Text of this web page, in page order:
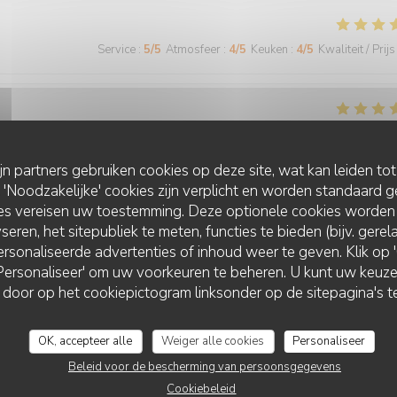
partners gebruiken cookies op deze site, wat kan leiden
cookies zijn verplicht en worden standaard
vereisen uw toestemming. Deze optionele cookies
het sitepubliek te meten, functies te bieden (bijv.
advertenties of inhoud weer te geven. Klik op
om uw voorkeuren te beheren. U kunt uw
op het cookiepictogram linksonder op de sitepagina's
OK, accepteer alle Weiger alle cookies
Personaliseer
Beleid voor de bescherming van persoonsgegevens
Cookiebeleid
Service : 5/5 Atmosfeer : 4/5 Keuken : 4/5 Kwaliteit / Prijs
Service: 5/5 Atmosfeer: 5/5 Keuken :5/5 Kwaliteit / Prijs
Service:5/5 Atmosfeer:5 /5 Keuken:5 /5 Kwaliteit / Prijs
CHEZ GRAND-MÈRE